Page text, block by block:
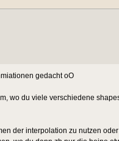
gedacht oO
wo du viele verschiedene
der interpolation zu nutzen